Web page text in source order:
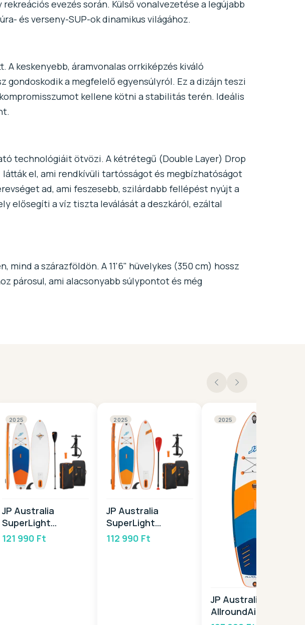
evezés során. Külső vonalvezetése a legújabb
és verseny-SUP-ok dinamikus világához.
keskenyebb, áramvonalas orrkiképzés kiváló
a megfelelő egyensúlyról. Ez a dizájn teszi
kellene kötni a stabilitás terén. Ideális
technológiáit ötvözi. A kétrétegű (Double Layer) Drop
el, ami rendkívüli tartósságot és megbízhatóságot
ad, ami feszesebb, szilárdabb fellépést nyújt a
elősegíti a víz tiszta leválását a deszkáról, ezáltal
a szárazföldön. A 11'6" hüvelykes (350 cm) hossz
párosul, ami alacsonyabb súlypontot és még
2025
JP Australia
SuperLight
PACKAGE 10,6 GN
121 990 Ft
2025
JP Australia
SuperLight
PACKAGE 9,0 2025
112 990 Ft
2025
JP Australia
AllroundAir 5"LE